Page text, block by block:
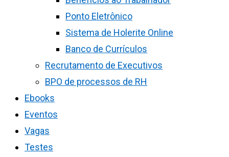
Ponto Eletrônico
Sistema de Holerite Online
Banco de Currículos
Recrutamento de Executivos
BPO de processos de RH
Ebooks
Eventos
Vagas
Testes